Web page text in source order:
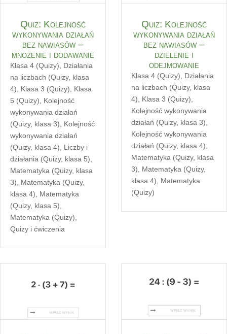
Quiz: Kolejność
wykonywania działań
bez nawiasów –
mnożenie i dodawanie
Klasa 4 (Quizy), Działania
na liczbach (Quizy, klasa
4), Klasa 3 (Quizy), Klasa
5 (Quizy), Kolejność
wykonywania działań
(Quizy, klasa 3), Kolejność
wykonywania działań
(Quizy, klasa 4), Liczby i
działania (Quizy, klasa 5),
Matematyka (Quizy, klasa
3), Matematyka (Quizy,
klasa 4), Matematyka
(Quizy, klasa 5),
Matematyka (Quizy),
Quizy i ćwiczenia
Quiz: Kolejność
wykonywania działań
bez nawiasów –
dzielenie i
odejmowanie
Klasa 4 (Quizy), Działania
na liczbach (Quizy, klasa
4), Klasa 3 (Quizy),
Kolejność wykonywania
działań (Quizy, klasa 3),
Kolejność wykonywania
działań (Quizy, klasa 4),
Matematyka (Quizy, klasa
3), Matematyka (Quizy,
klasa 4), Matematyka
(Quizy)